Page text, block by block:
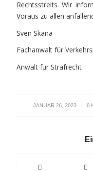
Rechtsstreits. Wir
Voraus zu allen
Sven Skana
Fachanwalt für
Anwalt für Strafrecht
JANUAR 26, 2023
/ 0